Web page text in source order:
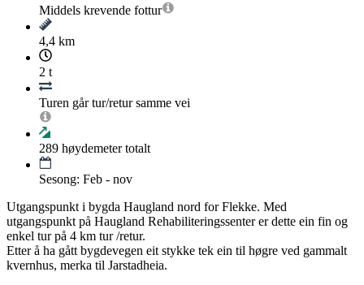
Middels krevende fottur
4,4 km
2 t
Turen går tur/retur samme vei
289 høydemeter totalt
Sesong: Feb - nov
Utgangspunkt i bygda Haugland nord for Flekke. Med
utgangspunkt på Haugland Rehabiliteringssenter er dette ein fin og
enkel tur på 4 km tur /retur.
Etter å ha gått bygdevegen eit stykke tek ein til høgre ved gammalt
kvernhus, merka til Jarstadheia.